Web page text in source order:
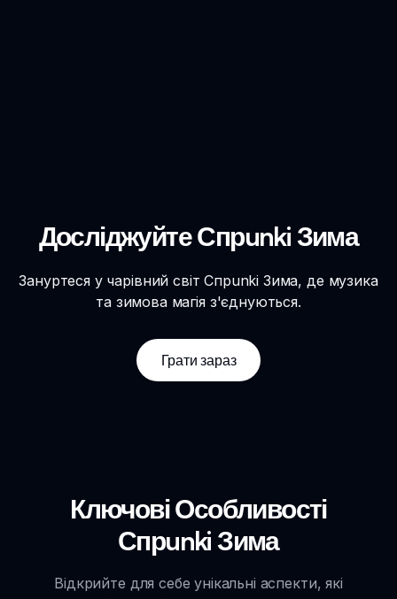
Досліджуйте Спрunki Зима
Зануртеся у чарівний світ Спрunki Зима, де музика
та зимова магія з'єднуються.
Грати зараз
Ключові Особливості
Спрunki Зима
Відкрийте для себе унікальні аспекти, які